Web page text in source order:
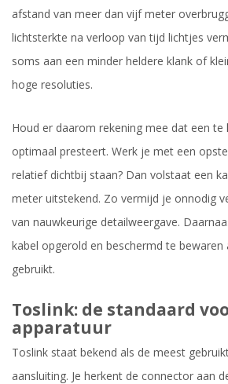
afstand van meer dan vijf meter
lichtsterkte na verloop van tijd lichtjes
soms aan een minder heldere klank of
hoge resoluties.
Houd er daarom rekening mee dat een te
optimaal presteert. Werk je met een
relatief dichtbij staan? Dan volstaat een
meter uitstekend. Zo vermijd je onnodig
van nauwkeurige detailweergave.
kabel opgerold en beschermd te bewaren
gebruikt.
Toslink: de standaard
apparatuur
Toslink staat bekend als de meest
aansluiting. Je herkent de connector aan